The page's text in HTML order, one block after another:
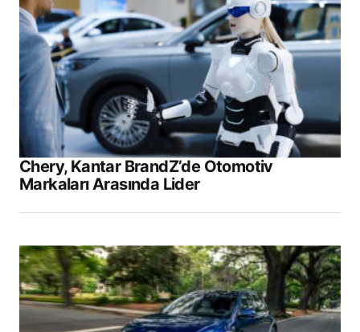
Submit Comment
Chery, Kantar BrandZ’de Otomotiv
Markaları Arasında Lider